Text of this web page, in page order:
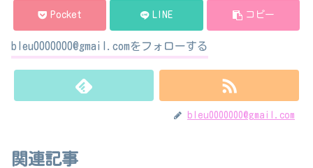
Pocket LINE コピー
bleu0000000@gmail.comをフォローする
bleu0000000@gmail.com
関連記事